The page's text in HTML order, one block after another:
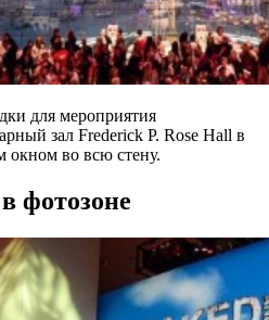
для мероприятия
зал Frederick P. Rose Hall в
окном во всю стену.
фотозоне